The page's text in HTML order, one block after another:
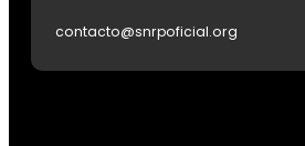
contacto@snrpoficial.org